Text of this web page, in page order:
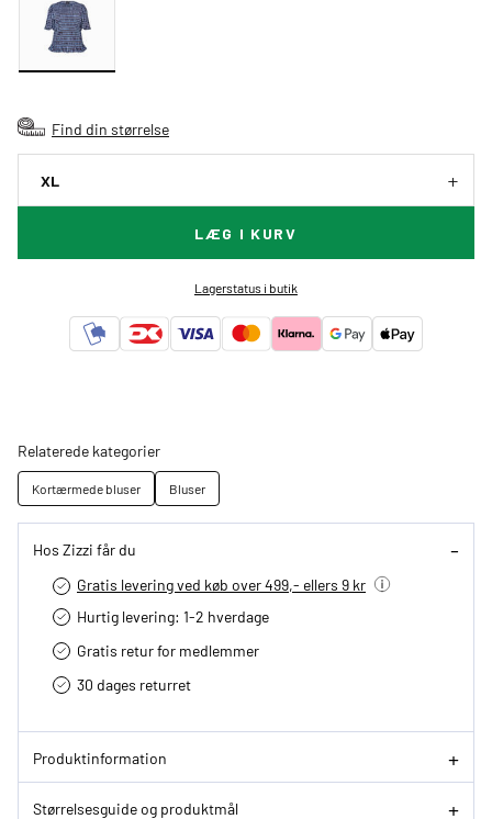
Find din størrelse
XL
LÆG I KURV
Lagerstatus i butik
Relaterede kategorier
Kortærmede bluser Bluser
Hos Zizzi får du
Gratis levering ved køb over 499,- ellers 9 kr
Hurtig levering­: 1-2 hverdage
Gratis retur for medlemmer
30 dages returret
Produktinformation
Størrelsesguide og produktmål